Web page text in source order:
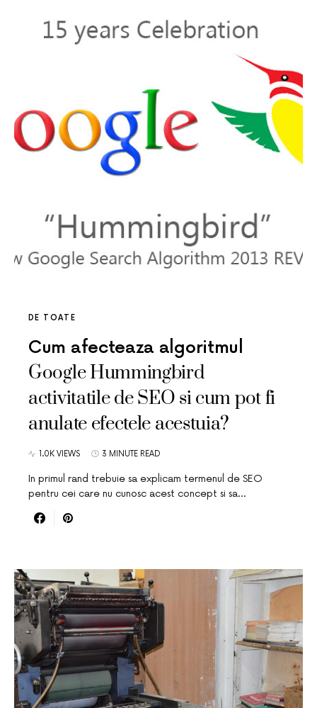
DE TOATE
Cum afecteaza algoritmul
Google Hummingbird
activitatile de SEO si cum pot fi
anulate efectele acestuia?
1.0K VIEWS 3 MINUTE READ
In primul rand trebuie sa explicam termenul de SEO
pentru cei care nu cunosc acest concept si sa…